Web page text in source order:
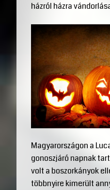
házról házra
Magyarországon a
gonoszjáró napnak
volt a boszorkányok
többnyire kimerült